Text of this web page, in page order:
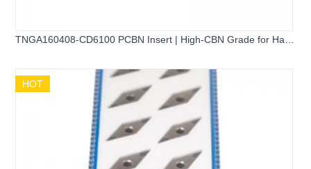
TNGA160408-CD6100 PCBN Insert | High-CBN Grade for Hard
HOT